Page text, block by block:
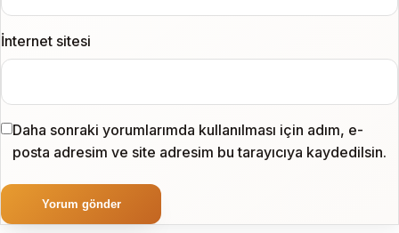
İnternet sitesi
Daha sonraki yorumlarımda kullanılması için adım, e-
posta adresim ve site adresim bu tarayıcıya kaydedilsin.